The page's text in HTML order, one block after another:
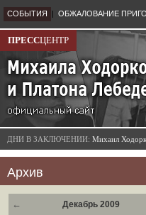
СОБЫТИЯ | ОБЖАЛОВАНИЕ
ПРЕССЦЕНТР
ДНИ В ЗАКЛЮЧЕНИИ: Михаил
Архив
← Декабрь 2009